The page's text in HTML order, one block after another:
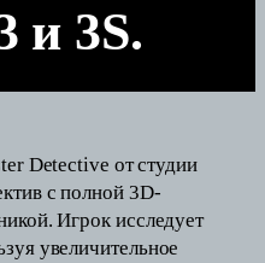
и 3S.
Detective от студии
с полной 3D-
Игрок исследует
увеличительное